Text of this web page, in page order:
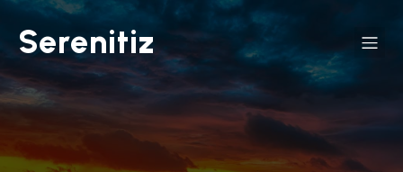
Serenitiz